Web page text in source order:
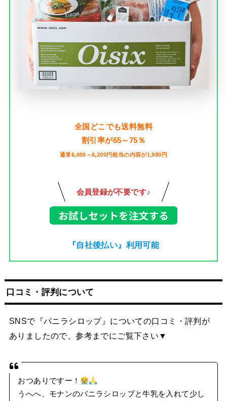
全国どこでも送料無料
割引率が65～75％
通常6,000～8,200円相当の内容が1,980円
会員登録が不要です♪
『自社後払い』利用可能
口コミ・評判について
SNSで『バニラシロップ』についての口コミ・評判が
ありましたので、参考までにご覧下さい▼
おつありですー！
うへへ、モナンのバニラシロップと牛乳を入れて少し